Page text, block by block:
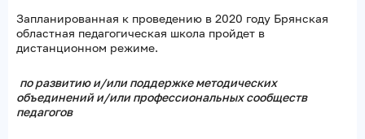
Запланированная к проведению в 2020 году Брянская
областная педагогическая школа пройдет в
дистанционном режиме.
по развитию и/или поддержке методических
объединений и/или профессиональных сообществ
педагогов